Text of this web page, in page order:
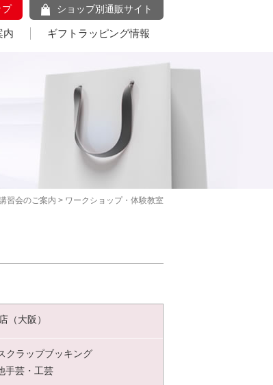
プ ショップ別通販サイト
内 ギフトラッピング情報
習会のご案内 > ワークショップ・体験教室
（大阪）
クラップブッキング
手芸・工芸